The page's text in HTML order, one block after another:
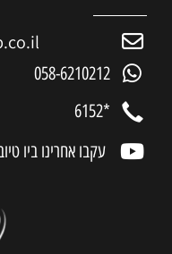
058-6210212
*6152
עקבו אחרינו ביו